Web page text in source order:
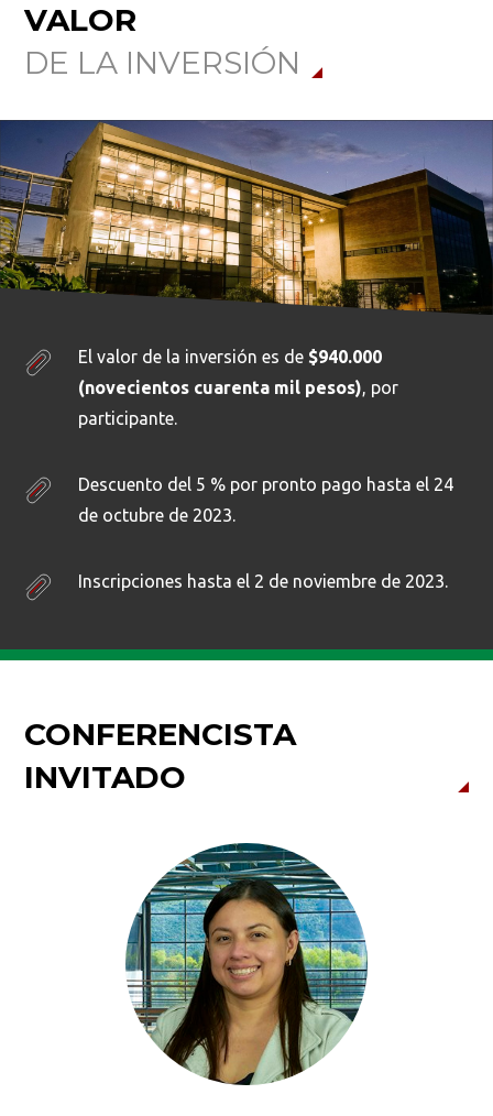
VALOR
DE LA INVERSIÓN
El valor de la inversión es de$940.000
(novecientos cuarenta mil pesos), por
participante.
Descuento del 5 % por pronto pago hasta el 24
de octubre de 2023.
Inscripciones hasta el 2 de noviembre de 2023.
CONFERENCISTA
INVITADO